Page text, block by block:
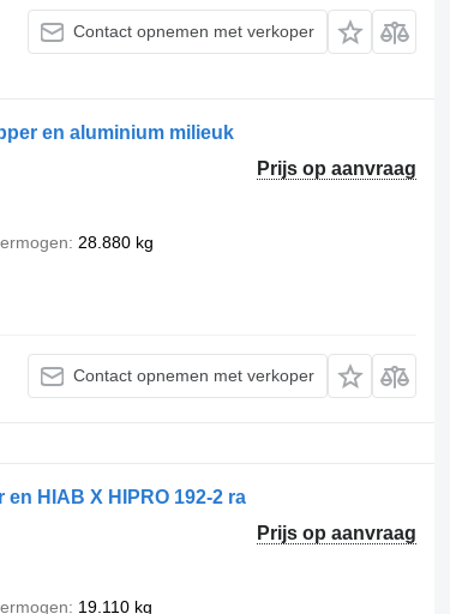
Contact opnemen met verkoper
en aluminium milieuk
Prijs op aanvraag
28.880 kg
Contact opnemen met verkoper
HIAB X HIPRO 192-2 ra
Prijs op aanvraag
19.110 kg